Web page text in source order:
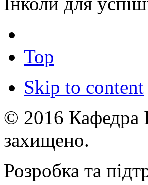
Top
Skip to content
© 2016 Кафедра
захищено.
Розробка та